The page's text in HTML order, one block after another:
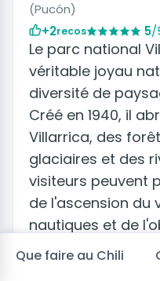
Que faire au Chili
(Pucón)
+2recos 5/
Le parc national
véritable joyau
diversité de
Créé en 1940, il
Villarrica, des
glaciaires et des
visiteurs peuvent
de l'ascension du
nautiques et de
Les forêts sont
emblématiques